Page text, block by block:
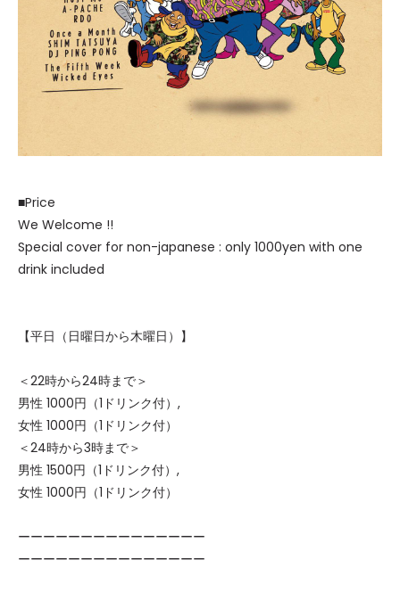
■Price
We Welcome !!
Special cover for non-japanese : only 1000yen with one
drink included
【平日（日曜日から木曜日）】
＜22時から24時まで＞
男性 1000円（1ドリンク付）,
女性 1000円（1ドリンク付）
＜24時から3時まで＞
男性 1500円（1ドリンク付）,
女性 1000円（1ドリンク付）
ーーーーーーーーーーーーーーー
ーーーーーーーーーーーーーーー